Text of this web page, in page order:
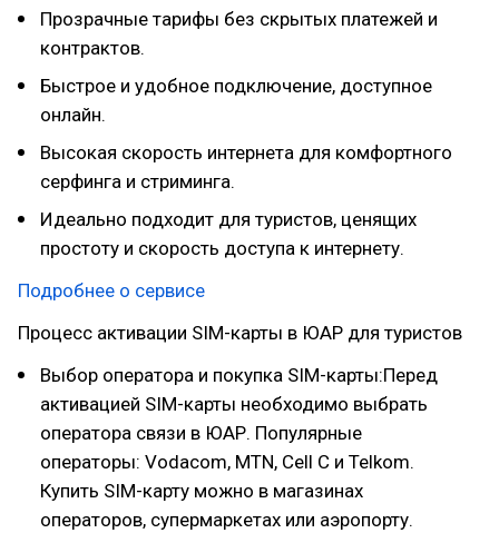
Прозрачные тарифы без скрытых платежей и
контрактов.
Быстрое и удобное подключение, доступное
онлайн.
Высокая скорость интернета для комфортного
серфинга и стриминга.
Идеально подходит для туристов, ценящих
простоту и скорость доступа к интернету.
Подробнее о сервисе
Процесс активации SIM-карты в ЮАР для туристов
Выбор оператора и покупка SIM-карты:Перед
активацией SIM-карты необходимо выбрать
оператора связи в ЮАР. Популярные
операторы: Vodacom, MTN, Cell C и Telkom.
Купить SIM-карту можно в магазинах
операторов, супермаркетах или аэропорту.